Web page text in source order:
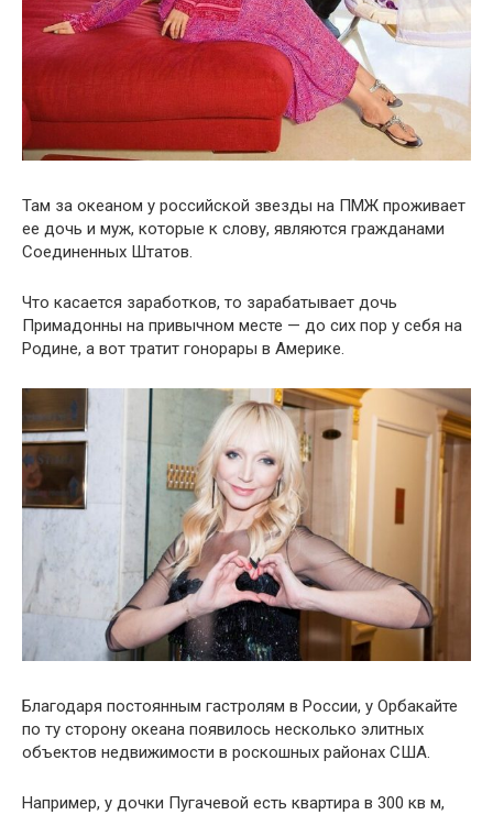
Там за океаном у российской звезды на ПМЖ проживает
ее дочь и муж, которые к слову, являются гражданами
Соединенных Штатов.
Что касается заработков, то зарабатывает дочь
Примадонны на привычном месте — до сих пор у себя на
Родине, а вот тратит гонорары в Америке.
Благодаря постоянным гастролям в России, у Орбакайте
по ту сторону океана появилось несколько элитных
объектов недвижимости в роскошных районах США.
Например, у дочки Пугачевой есть квартира в 300 кв м,